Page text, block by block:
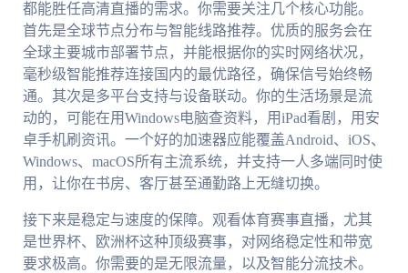
都能胜任高清直播的需求。你需要关注几个核心功能。
首先是全球节点分布与智能线路推荐。优质的服务会在
全球主要城市部署节点，并能根据你的实时网络状况，
毫秒级智能推荐连接国内的最优路径，确保信号始终畅
通。其次是多平台支持与设备联动。你的生活场景是流
动的，可能在用Windows电脑查资料，用iPad看剧，用安
卓手机刷资讯。一个好的加速器应能覆盖Android、iOS、
Windows、macOS所有主流系统，并支持一人多端同时使
用，让你在书房、客厅甚至通勤路上无缝切换。
接下来是稳定与速度的保障。观看体育赛事直播，尤其
是世界杯、欧洲杯这种顶级赛事，对网络稳定性和带宽
要求极高。你需要的是无限流量，以及智能分流技术。